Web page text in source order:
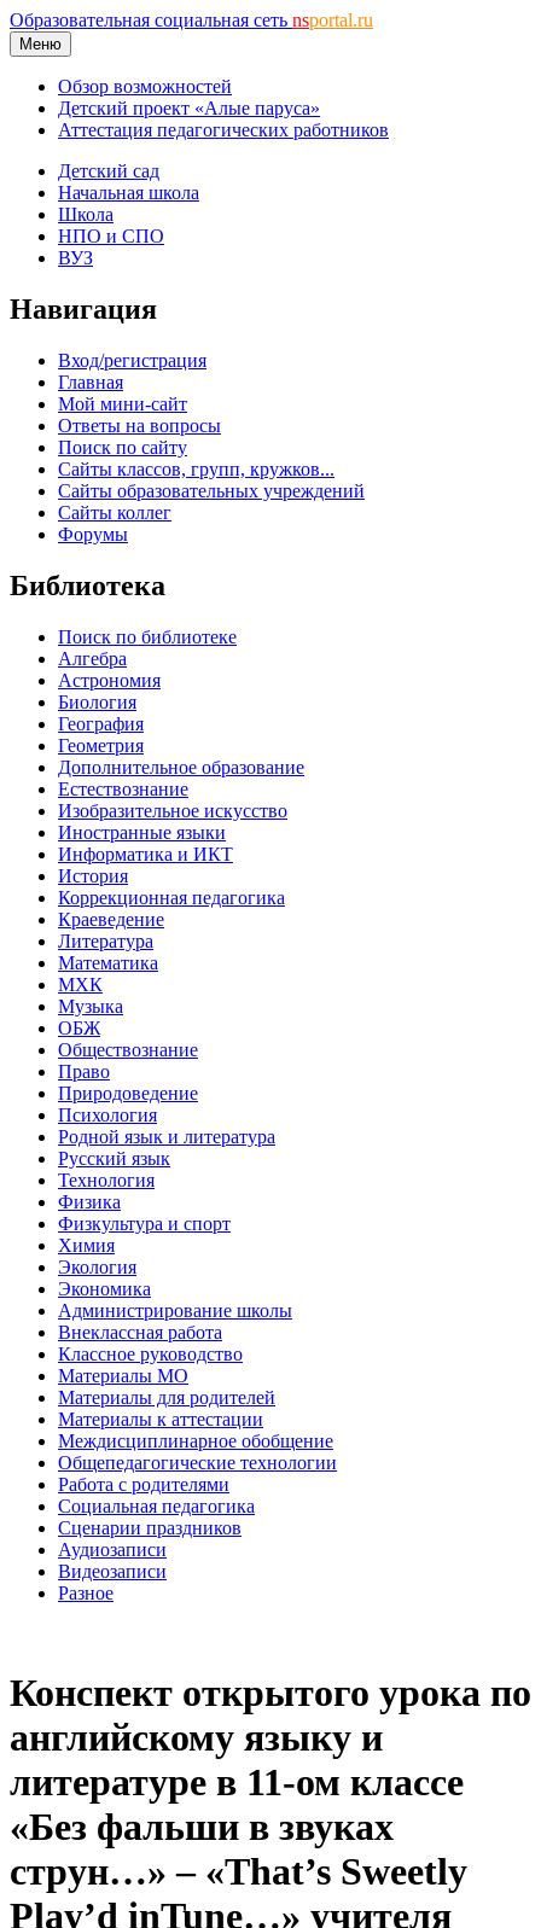
Образовательная социальная сеть nsportal.ru
Меню
Обзор возможностей
Детский проект «Алые паруса»
Аттестация педагогических работников
Детский сад
Начальная школа
Школа
НПО и СПО
ВУЗ
Навигация
Вход/регистрация
Главная
Мой мини-сайт
Ответы на вопросы
Поиск по сайту
Сайты классов, групп, кружков...
Сайты образовательных учреждений
Сайты коллег
Форумы
Библиотека
Поиск по библиотеке
Алгебра
Астрономия
Биология
География
Геометрия
Дополнительное образование
Естествознание
Изобразительное искусство
Иностранные языки
Информатика и ИКТ
История
Коррекционная педагогика
Краеведение
Литература
Математика
МХК
Музыка
ОБЖ
Обществознание
Право
Природоведение
Психология
Родной язык и литература
Русский язык
Технология
Физика
Физкультура и спорт
Химия
Экология
Экономика
Администрирование школы
Внеклассная работа
Классное руководство
Материалы МО
Материалы для родителей
Материалы к аттестации
Междисциплинарное обобщение
Общепедагогические технологии
Работа с родителями
Социальная педагогика
Сценарии праздников
Аудиозаписи
Видеозаписи
Разное
Конспект открытого урока по
английскому языку и
литературе в 11-ом классе
«Без фальши в звуках
струн…» – «That’s Sweetly
Play’d inTune…» учителя